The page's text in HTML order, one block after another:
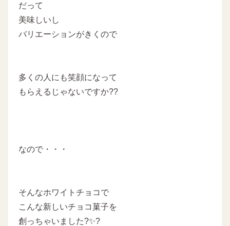
だって
美味しいし
バリエーションがきくので
多くの人にも笑顔になって
もらえるじゃないですか??
なので・・・
そんなホワイトチョコで
こんな新しいチョコ菓子を
創っちゃいました?✨?